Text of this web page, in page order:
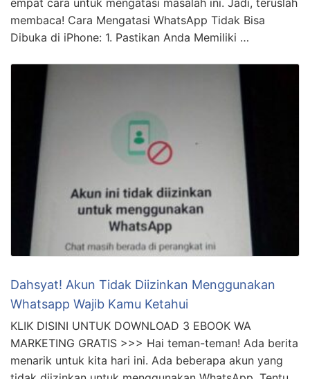
MARKETING GRATIS >>> Apakah kamu pernah
mengalami masalah ketika WhatsApp tidak bisa dibuka
untukmu. Dalam posting ini, kami akan memberikan
empat cara untuk mengatasi masalah ini. Jadi, teruslah
membaca! Cara Mengatasi WhatsApp Tidak Bisa
Dibuka di iPhone: 1. Pastikan Anda Memiliki …
Dahsyat! Akun Tidak Diizinkan Menggunakan